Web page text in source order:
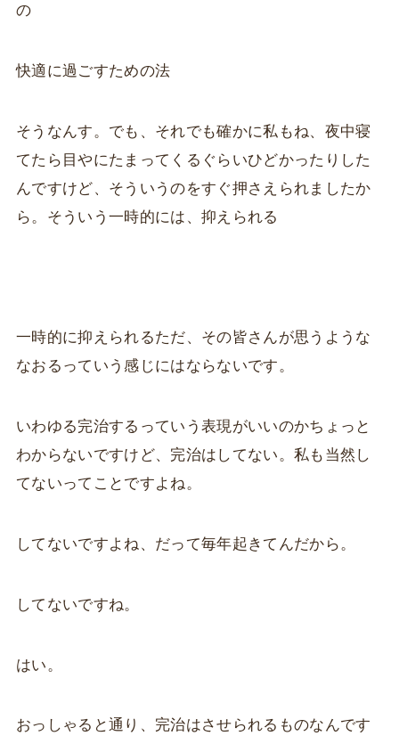
の
快適に過ごすための法
そうなんす。でも、それでも確かに私もね、夜中寝
てたら目やにたまってくるぐらいひどかったりした
んですけど、そういうのをすぐ押さえられましたか
ら。そういう一時的には、抑えられる
一時的に抑えられるただ、その皆さんが思うような
なおるっていう感じにはならないです。
いわゆる完治するっていう表現がいいのかちょっと
わからないですけど、完治はしてない。私も当然し
てないってことですよね。
してないですよね、だって毎年起きてんだから。
してないですね。
はい。
おっしゃると通り、完治はさせられるものなんです